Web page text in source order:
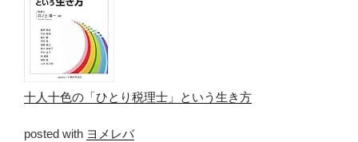
十人十色の「ひとり税理士」という生き方
posted with ヨメレバ